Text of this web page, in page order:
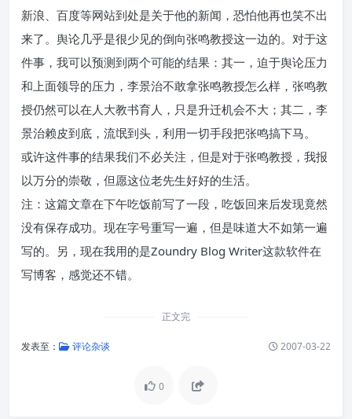
新浪、百度等网站到处是关于他的新闻，恐怕他再也笑不出
来了。舆论几乎是很少见的倒向张鸣教授这一边的。对于这
件事，我可以预测到两个可能的结果：其一，迫于舆论压力
和上面领导的压力，李景治不敢拿张鸣教授怎么样，张鸣教
授仍然可以在人大教书育人，只是升迁机会不大；其二，李
景治赖皮到底，流氓到头，利用一切手段把张鸣搞下马。
或许这件事的结果我们不必关注，但是对于张鸣教授，我报
以万分的崇敬，但愿这位老先生好好的生活。
注：这篇文章在下午吃饭前写了一段，吃饭回来后发现竟然
没有保存成功。现在字号重写一遍，但是味道大不如第一遍
写的。另，现在我用的是Zoundry Blog Writer这款软件在
写博客，感觉还不错。
正文完
发表至： 评论杂谈 2007-03-22
0